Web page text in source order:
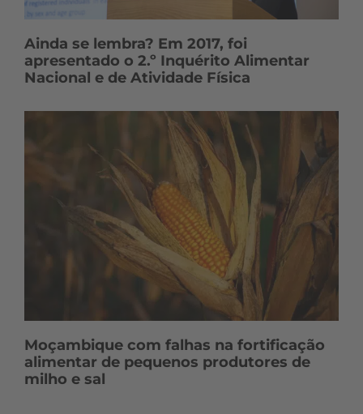
Ainda se lembra? Em 2017, foi
apresentado o 2.º Inquérito Alimentar
Nacional e de Atividade Física
Moçambique com falhas na fortificação
alimentar de pequenos produtores de
milho e sal